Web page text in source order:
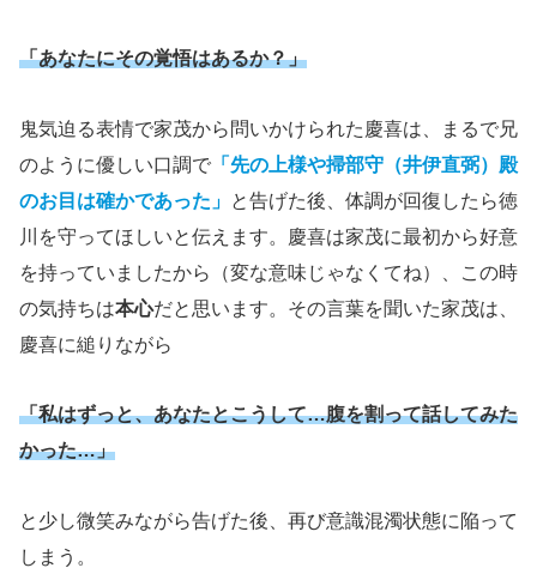
「あなたにその覚悟はあるか？」
鬼気迫る表情で家茂から問いかけられた慶喜は、まるで兄
のように優しい口調で 「先の上様や掃部守（井伊直弼）殿
のお目は確かであった」 と告げた後、体調が回復したら徳
川を守ってほしいと伝えます。慶喜は家茂に最初から好意
を持っていましたから（変な意味じゃなくてね）、この時
の気持ちは本心だと思います。その言葉を聞いた家茂は、
慶喜に縋りながら
「私はずっと、あなたとこうして…腹を割って話してみた
かった…」
と少し微笑みながら告げた後、再び意識混濁状態に陥って
しまう。